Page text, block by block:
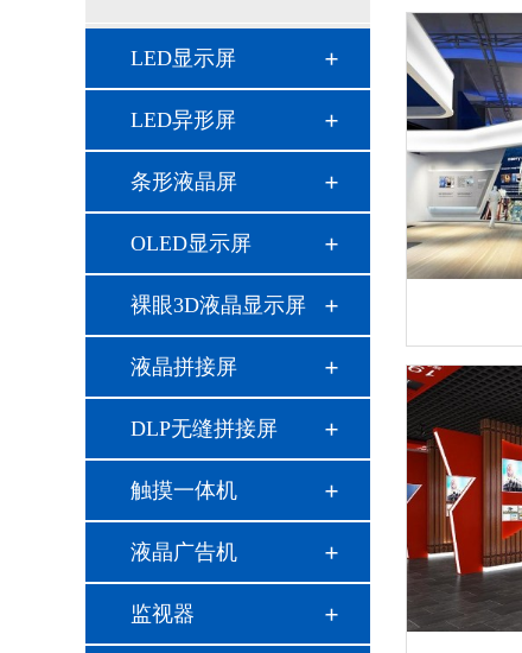
LED显示屏
LED异形屏
条形液晶屏
OLED显示屏
裸眼3D液晶显示屏
液晶拼接屏
DLP无缝拼接屏
触摸一体机
液晶广告机
监视器